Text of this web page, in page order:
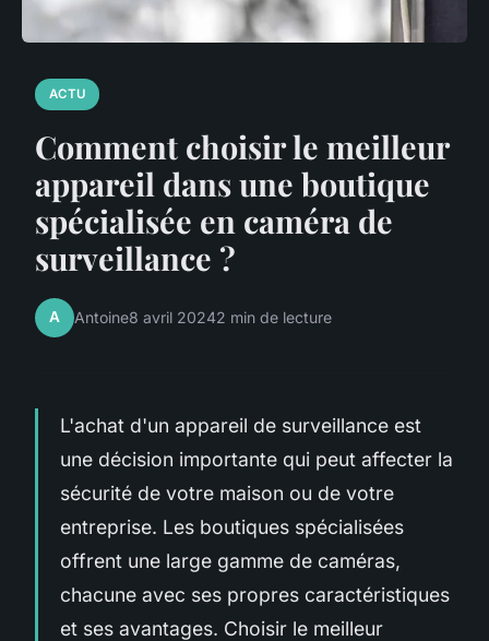
ACTU
Comment choisir le meilleur
appareil dans une boutique
spécialisée en caméra de
surveillance ?
A Antoine8 avril 20242 min de lecture
L'achat d'un appareil de surveillance est
une décision importante qui peut affecter la
sécurité de votre maison ou de votre
entreprise. Les boutiques spécialisées
offrent une large gamme de caméras,
chacune avec ses propres caractéristiques
et ses avantages. Choisir le meilleur